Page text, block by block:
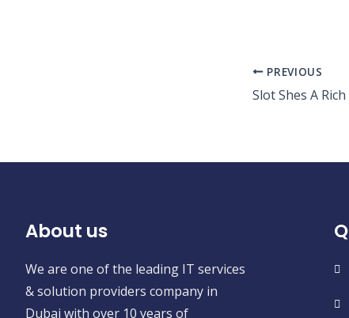
PREVIOUS
About us
We are one of the leading IT services
& solution providers company in
Dubai with over 10 years of